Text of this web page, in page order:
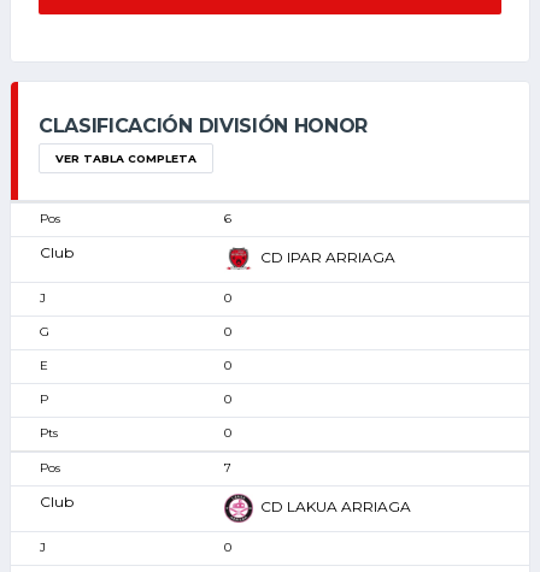
CLASIFICACIÓN DIVISIÓN HONOR
VER TABLA COMPLETA
6
CD IPAR ARRIAGA
0
0
0
0
0
7
CD LAKUA ARRIAGA
0